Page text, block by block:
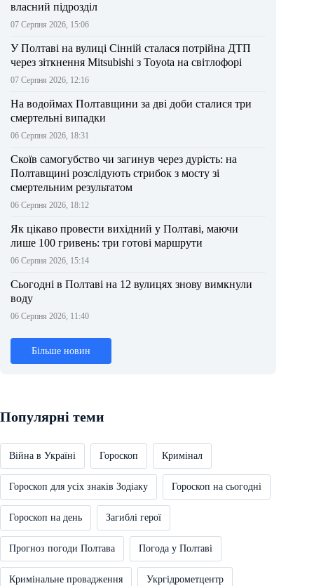
власний підрозділ
07 Серпня 2026, 15:06
У Полтаві на вулиці Сінній сталася потрійна ДТП
через зіткнення Mitsubishi з Toyota на світлофорі
07 Серпня 2026, 12:16
На водоймах Полтавщини за дві доби сталися три
смертельні випадки
06 Серпня 2026, 18:31
Скоїв самогубство чи загинув через дурість: на
Полтавщині розслідують стрибок з мосту зі
смертельним результатом
06 Серпня 2026, 18:12
Як цікаво провести вихідний у Полтаві, маючи
лише 100 гривень: три готові маршрути
06 Серпня 2026, 15:14
Сьогодні в Полтаві на 12 вулицях знову вимкнули
воду
06 Серпня 2026, 11:40
Більше новин
Популярні теми
Війна в Україні Гороскоп Кримінал
Гороскоп для усіх знаків Зодіаку Гороскоп на сьогодні
Гороскоп на день Загиблі герої
Прогноз погоди Полтава Погода у Полтаві
Кримінальне провадження Укргідрометцентр